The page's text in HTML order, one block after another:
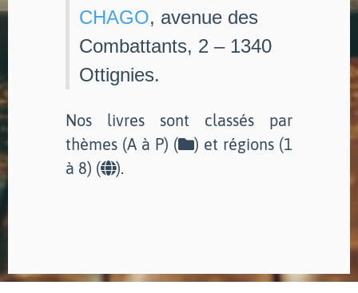
CHAGO, avenue des
Combattants, 2 – 1340
Ottignies.
Nos livres sont classés par
thèmes (A à P) (
) et régions (1
à 8) (
).